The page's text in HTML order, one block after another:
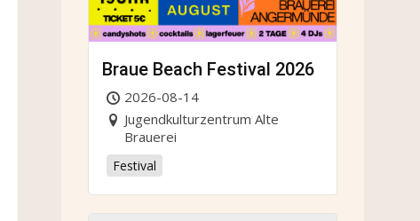
Braue Beach Festival 2026
2026-08-14
Jugendkulturzentrum Alte
Brauerei
Festival